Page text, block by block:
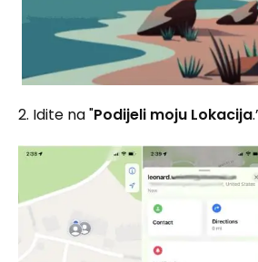
2. Idite na "Podijeli moju Lokacija